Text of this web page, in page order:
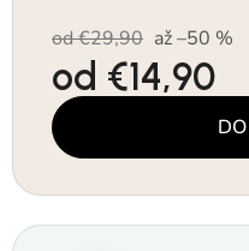
od €29,90 až –50 %
od €14,90
Jednotková cena: